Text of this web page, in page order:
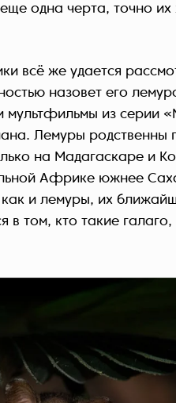
еще одна черта, точно
всё же удается
назовет его
мультфильмы из серии
Лемуры родственны
на Мадагаскаре и
Африке южнее
и лемуры, их
в том, кто такие